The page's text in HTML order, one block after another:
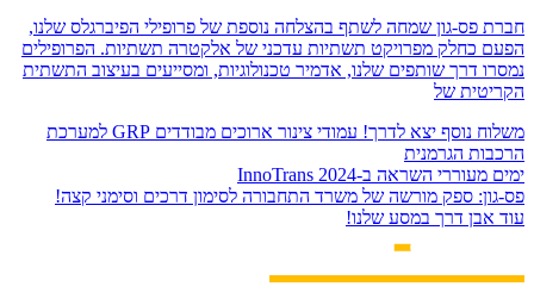
חברת פס-גון שמחה לשתף בהצלחה נוספת של פרופילי הפיברגלס שלנו,
הפעם כחלק מפרויקט תשתיות עדכני של אלקטרה תשתיות. הפרופילים
נמסרו דרך שותפים שלנו, אדמיר טכנולוגיות, ומסייעים בעיצוב התשתית
הקריטית של
משלוח נוסף יצא לדרך! עמודי צינור ארוכים מבודדים GRP למערכת
הרכבות הגרמנית
ימים מעוררי השראה ב-InnoTrans 2024
פס-גון: ספק מורשה של משרד התחבורה לסימון דרכים וסימני קצה!
עוד אבן דרך במסע שלנו!